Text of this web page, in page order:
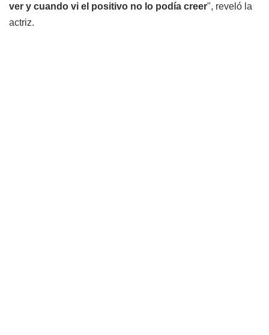
ver y cuando vi el positivo no lo podía creer", reveló la
actriz.